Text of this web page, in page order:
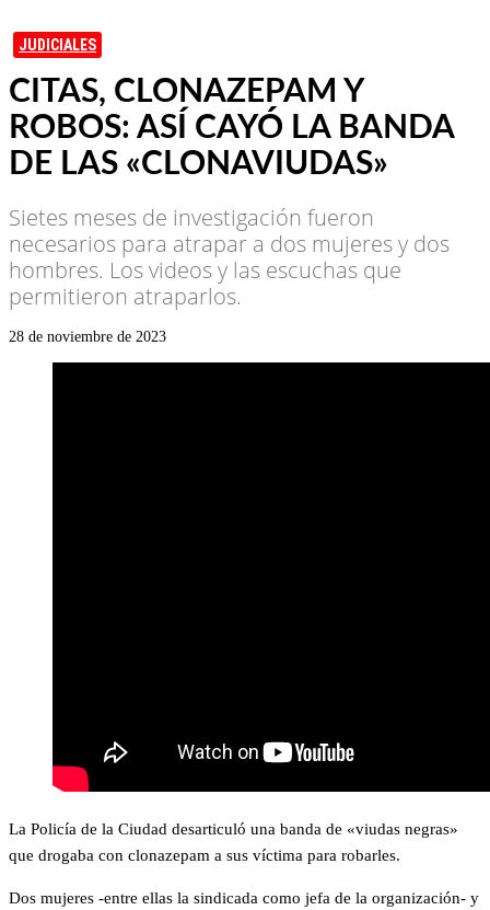
JUDICIALES
CITAS, CLONAZEPAM Y
ROBOS: ASÍ CAYÓ LA BANDA
DE LAS «CLONAVIUDAS»
Sietes meses de investigación fueron
necesarios para atrapar a dos mujeres y dos
hombres. Los videos y las escuchas que
permitieron atraparlos.
28 de noviembre de 2023
La Policía de la Ciudad desarticuló una banda de «viudas negras»
que drogaba con clonazepam a sus víctima para robarles.
Dos mujeres -entre ellas la sindicada como jefa de la organización- y